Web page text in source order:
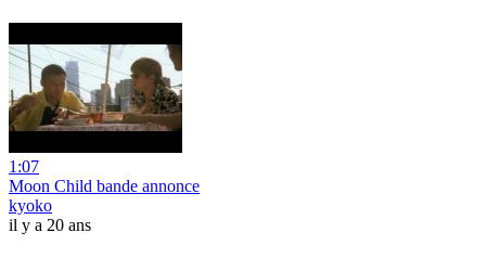
1:07
Moon Child bande annonce
kyoko
il y a 20 ans